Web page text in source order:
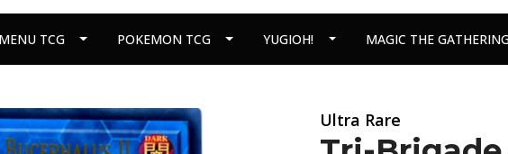
MENU TCG POKEMON TCG YUGIOH! MAGIC THE
Ultra Rare